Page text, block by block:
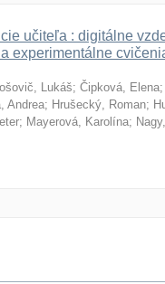
učiteľa : digitálne
experimentálne
Lukáš; Čipková, Elena
Andrea; Hrušecký, Roman;
; Mayerová, Karolína;